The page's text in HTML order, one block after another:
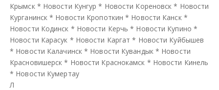
Крымск * Новости Кунгур * Новости Кореновск * Новости
Курганинск * Новости Кропоткин * Новости Канск *
Новости Кодинск * Новости Керчь * Новости Купино *
Новости Карасук * Новости Каргат * Новости Куйбышев
* Новости Калачинск * Новости Кувандык * Новости
Красновишерск * Новости Краснокамск * Новости Кинель
* Новости Кумертау
Л